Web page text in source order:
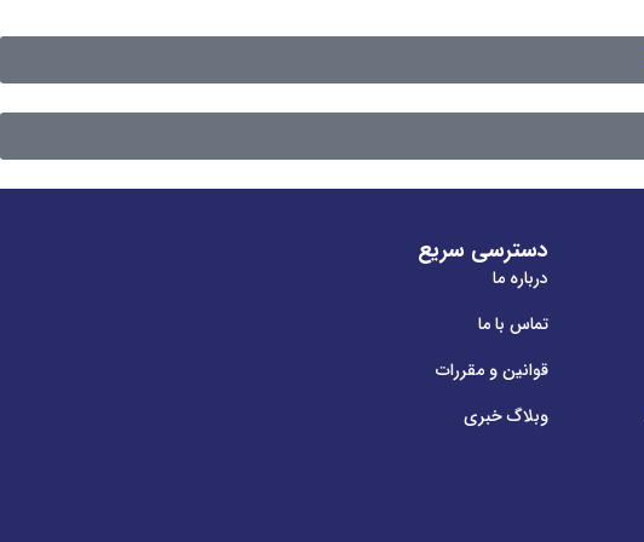
دسترسی سریع
درباره ما
تماس با ما
قوانین و مقررات
وبلاگ خبری